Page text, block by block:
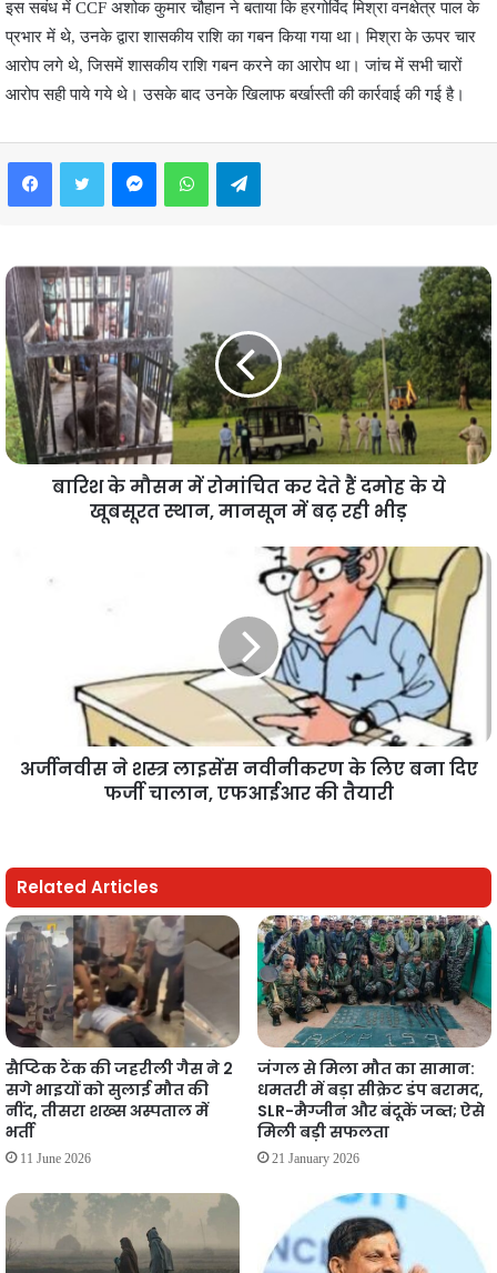
इस सबंध में CCF अशोक कुमार चौहान ने बताया कि हरगोविंद मिश्रा वनक्षेत्र पाल के
प्रभार में थे, उनके द्वारा शासकीय राशि का गबन किया गया था। मिश्रा के ऊपर चार
आरोप लगे थे, जिसमें शासकीय राशि गबन करने का आरोप था। जांच में सभी चारों
आरोप सही पाये गये थे। उसके बाद उनके खिलाफ बर्खास्ती की कार्रवाई की गई है।
FacebookTwitter MessengerWhatsAppTelegram
बारिश के मौसम में रोमांचित कर देते हैं दमोह के ये
खूबसूरत स्थान, मानसून में बढ़ रही भीड़
अर्जीनवीस ने शस्त्र लाइसेंस नवीनीकरण के लिए बना दिए
फर्जी चालान, एफआईआर की तैयारी
Related Articles
सैप्टिक टैंक की जहरीली गैस ने 2
सगे भाइयों को सुलाई मौत की
नींद, तीसरा शख्स अस्पताल में
भर्ती
11 June 2026
जंगल से मिला मौत का सामान:
धमतरी में बड़ा सीक्रेट डंप बरामद,
SLR-मैग्जीन और बंदूकें जब्त; ऐसे
मिली बड़ी सफलता
21 January 2026